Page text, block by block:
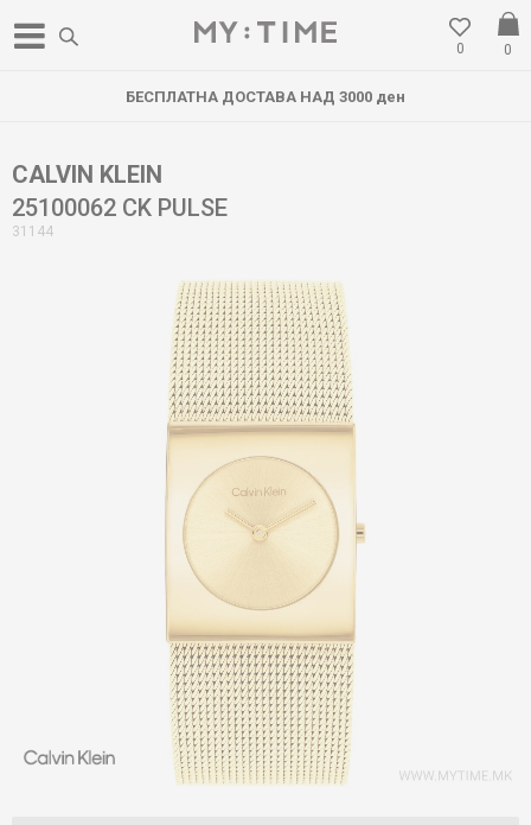
0
0
БЕСПЛАТНА ДОСТАВА НАД 3000 ден
CALVIN KLEIN
25100062 CK PULSE
31144